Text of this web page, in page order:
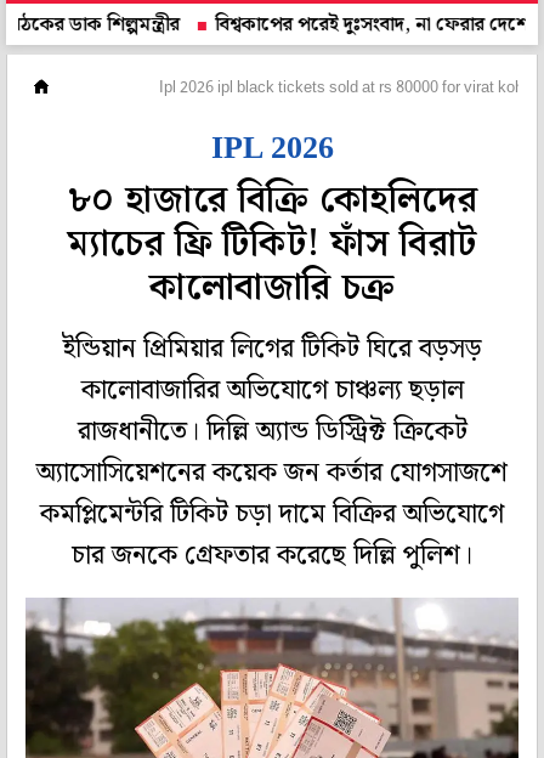
শিল্পমন্ত্রীর
বিশ্বকাপের পরেই দুঃসংবাদ, না ফেরার দেশে লিওনেল
Ipl 2026 ipl black tickets sold at rs 80000 for virat kohlis
IPL 2026
৮০ হাজারে বিক্রি কোহলিদের
ম্যাচের ফ্রি টিকিট! ফাঁস বিরাট
কালোবাজারি চক্র
ইন্ডিয়ান প্রিমিয়ার লিগের টিকিট ঘিরে বড়সড়
কালোবাজারির অভিযোগে চাঞ্চল্য ছড়াল
রাজধানীতে। দিল্লি অ্যান্ড ডিস্ট্রিক্ট ক্রিকেট
অ্যাসোসিয়েশনের কয়েক জন কর্তার যোগসাজশে
কমপ্লিমেন্টরি টিকিট চড়া দামে বিক্রির অভিযোগে
চার জনকে গ্রেফতার করেছে দিল্লি পুলিশ।